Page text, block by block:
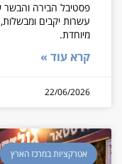
פסטיבל הבירה
עשרות יקבים
מיוחדת.
קרא עוד »
22/06/2026
אטרקציות במרכז הארץ